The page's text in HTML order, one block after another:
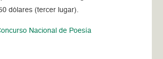
dólares (tercer lugar).
Nacional de Poesía